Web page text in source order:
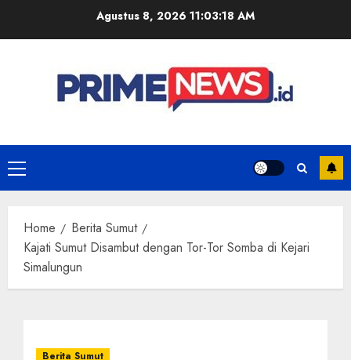
Agustus 8, 2026 11:03:18 AM
Primary
Menu
Home
Berita Sumut
Kajati Sumut Disambut dengan Tor-Tor Somba di Kejari
Simalungun
Berita Sumut